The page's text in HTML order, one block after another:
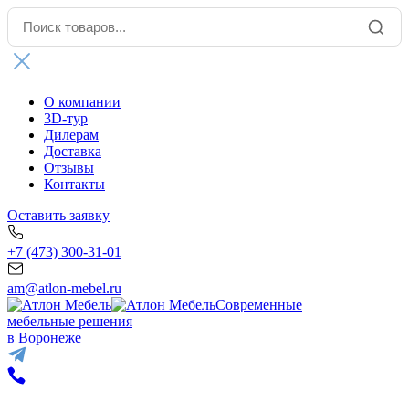
О компании
3D-тур
Дилерам
Доставка
Отзывы
Контакты
Оставить заявку
+7 (473) 300-31-01
am@atlon-mebel.ru
Современные
мебельные решения
в Воронеже